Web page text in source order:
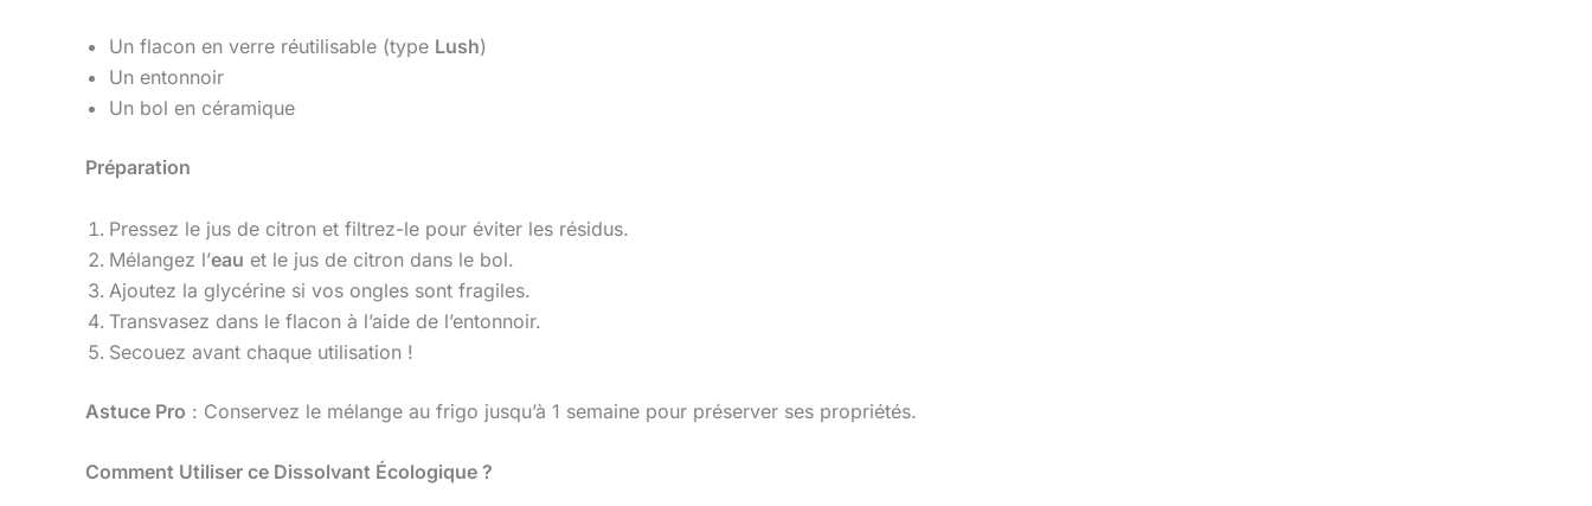
Un flacon en verre réutilisable (type Lush)
Un entonnoir
Un bol en céramique
Préparation
Pressez le jus de citron et filtrez-le pour éviter les résidus.
Mélangez l’eau et le jus de citron dans le bol.
Ajoutez la glycérine si vos ongles sont fragiles.
Transvasez dans le flacon à l’aide de l’entonnoir.
Secouez avant chaque utilisation !
Astuce Pro : Conservez le mélange au frigo jusqu’à 1 semaine pour préserver ses propriétés.
Comment Utiliser ce Dissolvant Écologique ?